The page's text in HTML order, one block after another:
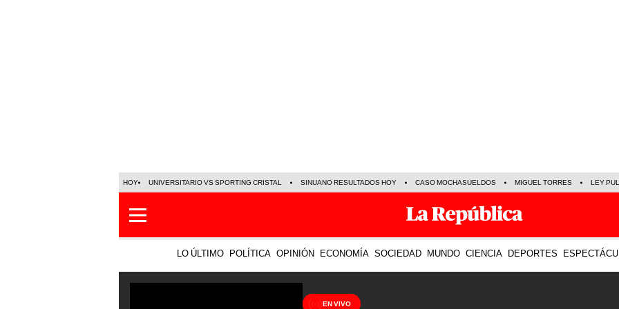
HOY UNIVERSITARIO VS SPORTING CRISTAL SINUANO RESULTADOS HOY CASO MOCHASUELDOS MIGUEL TORRES LEY
LO ÚLTIMO POLÍTICA OPINIÓN ECONOMÍA SOCIEDAD MUNDO CIENCIA DEPORTES
EN VIVO